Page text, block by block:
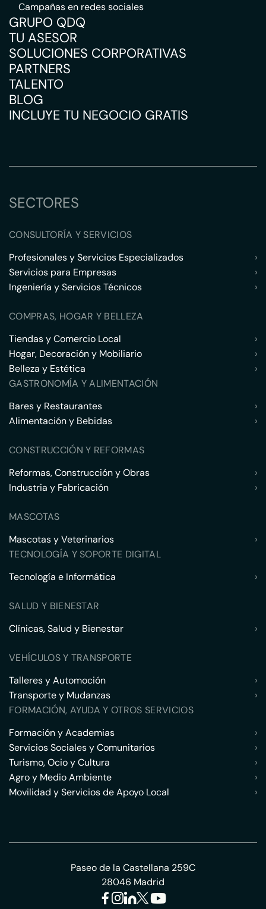
Campañas en redes sociales
GRUPO QDQ
TU ASESOR
SOLUCIONES CORPORATIVAS
PARTNERS
TALENTO
BLOG
INCLUYE TU NEGOCIO GRATIS
SECTORES
CONSULTORÍA Y SERVICIOS
Profesionales y Servicios Especializados
›
Servicios para Empresas
›
Ingeniería y Servicios Técnicos
›
COMPRAS, HOGAR Y BELLEZA
Tiendas y Comercio Local
›
Hogar, Decoración y Mobiliario
›
Belleza y Estética
›
GASTRONOMÍA Y ALIMENTACIÓN
Bares y Restaurantes
›
Alimentación y Bebidas
›
CONSTRUCCIÓN Y REFORMAS
Reformas, Construcción y Obras
›
Industria y Fabricación
›
MASCOTAS
Mascotas y Veterinarios
›
TECNOLOGÍA Y SOPORTE DIGITAL
Tecnología e Informática
›
SALUD Y BIENESTAR
Clínicas, Salud y Bienestar
›
VEHÍCULOS Y TRANSPORTE
Talleres y Automoción
›
Transporte y Mudanzas
›
FORMACIÓN, AYUDA Y OTROS SERVICIOS
Formación y Academias
›
Servicios Sociales y Comunitarios
›
Turismo, Ocio y Cultura
›
Agro y Medio Ambiente
›
Movilidad y Servicios de Apoyo Local
›
Paseo de la Castellana 259C
28046 Madrid